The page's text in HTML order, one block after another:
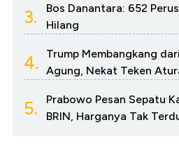
3.
Bos Danantara: 652
Hilang
4.
Trump Membangkang
Agung, Nekat Teken
5.
Prabowo Pesan Sepatu
BRIN, Harganya Tak